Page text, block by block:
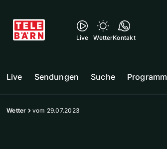
Live WetterKontakt
Live Sendungen Suche Programm
Wetter vom 29.07.2023